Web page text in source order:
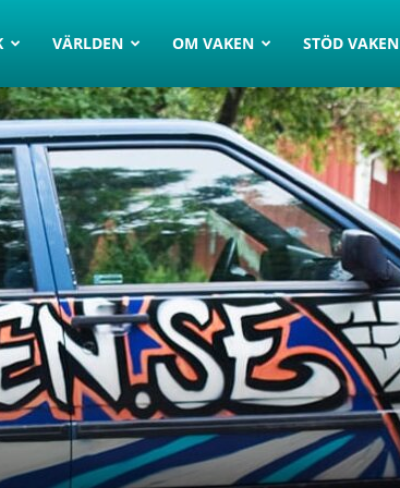
VÄRLDEN OM VAKEN STÖD VAKEN